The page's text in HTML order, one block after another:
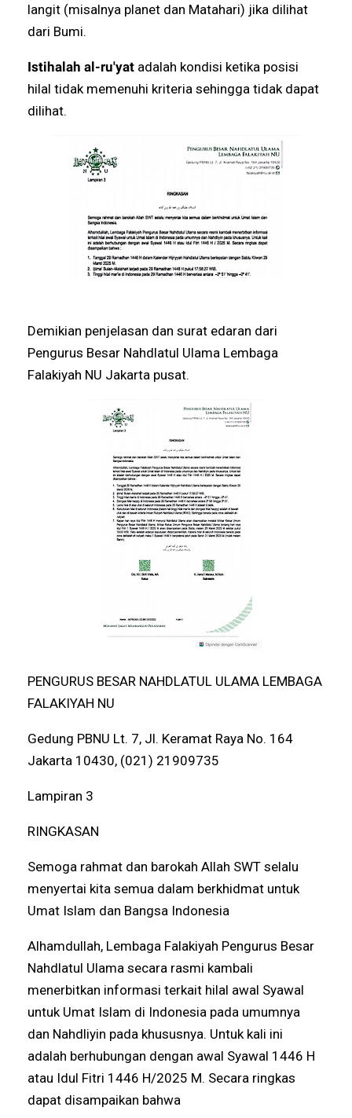
langit (misalnya planet dan Matahari) jika dilihat
dari Bumi.
Istihalah al-ru'yat adalah kondisi ketika posisi
hilal tidak memenuhi kriteria sehingga tidak dapat
dilihat.
Demikian penjelasan dan surat edaran dari
Pengurus Besar Nahdlatul Ulama Lembaga
Falakiyah NU Jakarta pusat.
PENGURUS BESAR NAHDLATUL ULAMA LEMBAGA
FALAKIYAH NU
Gedung PBNU Lt. 7, Jl. Keramat Raya No. 164
Jakarta 10430, (021) 21909735
Lampiran 3
RINGKASAN
Semoga rahmat dan barokah Allah SWT selalu
menyertai kita semua dalam berkhidmat untuk
Umat Islam dan Bangsa Indonesia
Alhamdullah, Lembaga Falakiyah Pengurus Besar
Nahdlatul Ulama secara rasmi kambali
menerbitkan informasi terkait hilal awal Syawal
untuk Umat Islam di Indonesia pada umumnya
dan Nahdliyin pada khususnya. Untuk kali ini
adalah berhubungan dengan awal Syawal 1446 H
atau Idul Fitri 1446 H/2025 M. Secara ringkas
dapat disampaikan bahwa